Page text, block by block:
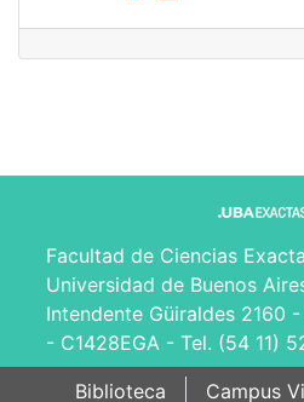
Facultad de Ciencias
Universidad de Buenos
Intendente Güiraldes 2160
- C1428EGA - Tel. (54 11)
Biblioteca
Campus